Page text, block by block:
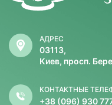
АДРЕС
03113,
Киев, просп.
КОНТАКТНЫЕ
+38 (096) 930